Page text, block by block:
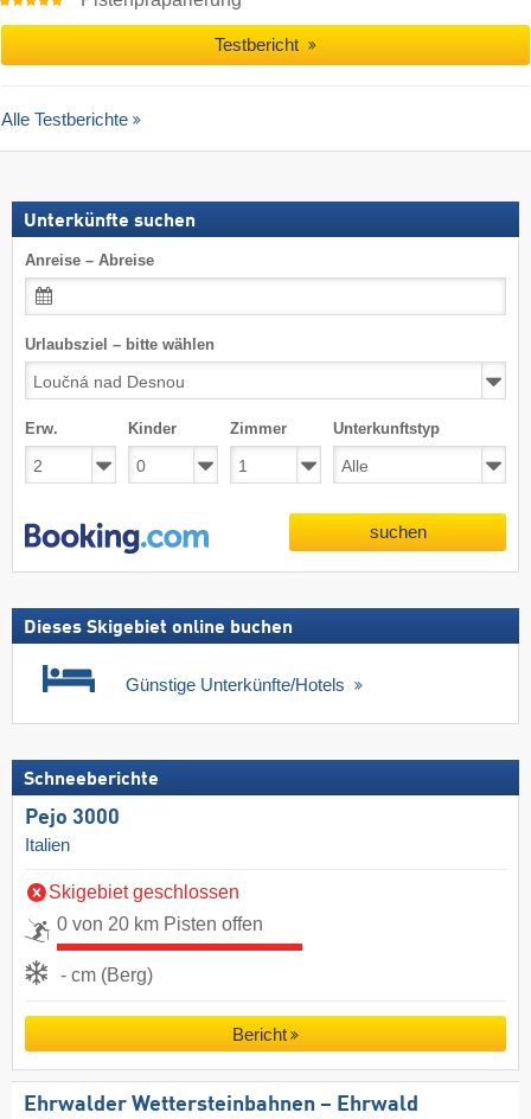
Testbericht
Alle Testberichte
Unterkünfte suchen
Anreise – Abreise
Urlaubsziel – bitte wählen
Erw. Kinder Zimmer Unterkunftstyp
suchen
Dieses Skigebiet online buchen
Günstige Unterkünfte/Hotels
Schneeberichte
Pejo 3000
Italien
Skigebiet geschlossen
0 von 20 km Pisten offen
- cm (Berg)
Bericht
Ehrwalder Wettersteinbahnen – Ehrwald